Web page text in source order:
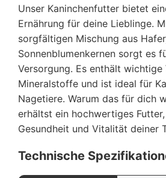
Unser Kaninchenfutter bietet
Ernährung für deine Lieblinge.
sorgfältigen Mischung aus
Sonnenblumenkernen sorgt es
Versorgung. Es enthält wichtige
Mineralstoffe und ist ideal für
Nagetiere. Warum das für dich
erhältst ein hochwertiges
Gesundheit und Vitalität deiner
Technische